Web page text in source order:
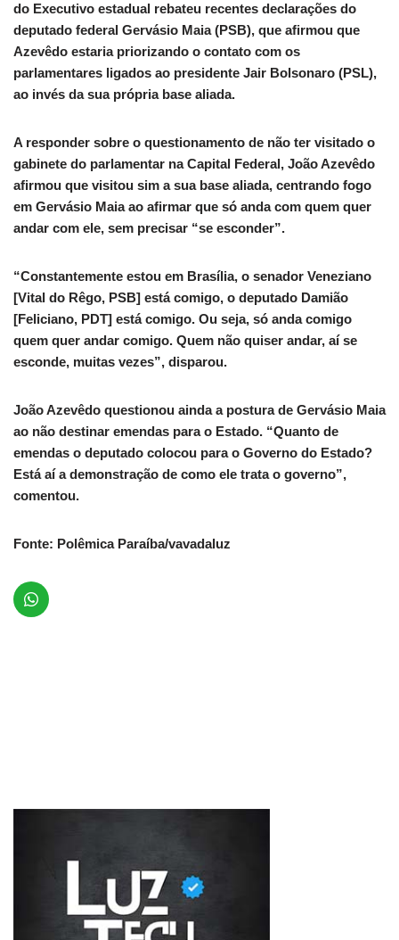
do Executivo estadual rebateu recentes declarações do
deputado federal Gervásio Maia (PSB), que afirmou que
Azevêdo estaria priorizando o contato com os
parlamentares ligados ao presidente Jair Bolsonaro (PSL),
ao invés da sua própria base aliada.
A responder sobre o questionamento de não ter visitado o
gabinete do parlamentar na Capital Federal, João Azevêdo
afirmou que visitou sim a sua base aliada, centrando fogo
em Gervásio Maia ao afirmar que só anda com quem quer
andar com ele, sem precisar “se esconder”.
“Constantemente estou em Brasília, o senador Veneziano
[Vital do Rêgo, PSB] está comigo, o deputado Damião
[Feliciano, PDT] está comigo. Ou seja, só anda comigo
quem quer andar comigo. Quem não quiser andar, aí se
esconde, muitas vezes”, disparou.
João Azevêdo questionou ainda a postura de Gervásio Maia
ao não destinar emendas para o Estado. “Quanto de
emendas o deputado colocou para o Governo do Estado?
Está aí a demonstração de como ele trata o governo”,
comentou.
Fonte: Polêmica Paraíba/vavadaluz